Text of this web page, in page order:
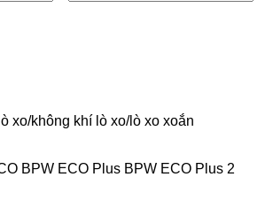
lò xo/không khí lò xo/lò xo xoắn
BPW ECO Plus BPW ECO Plus 2